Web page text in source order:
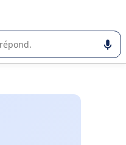
ou la sélection de